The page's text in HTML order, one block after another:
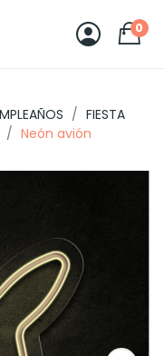
0
FIESTA
Neón avión